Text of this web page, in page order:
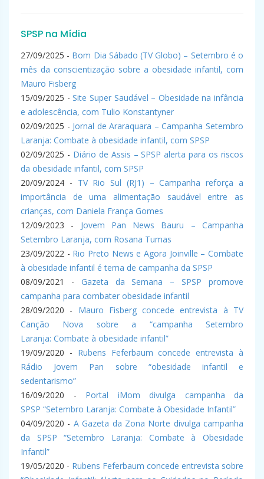
SPSP na Mídia
27/09/2025 - Bom Dia Sábado (TV Globo) – Setembro é o
mês da conscientização sobre a obesidade infantil, com
Mauro Fisberg
15/09/2025 -Site Super Saudável – Obesidade na infância
e adolescência, com Tulio Konstantyner
02/09/2025 - Jornal de Araraquara – Campanha Setembro
Laranja: Combate à obesidade infantil, com SPSP
02/09/2025 - Diário de Assis – SPSP alerta para os riscos
da obesidade infantil, com SPSP
20/09/2024 - TV Rio Sul (RJ1) – Campanha reforça a
importância de uma alimentação saudável entre as
crianças, com Daniela França Gomes
12/09/2023 - Jovem Pan News Bauru – Campanha
Setembro Laranja, com Rosana Tumas
23/09/2022 - Rio Preto News e Agora Joinville – Combate
à obesidade infantil é tema de campanha da SPSP
08/09/2021 - Gazeta da Semana – SPSP promove
campanha para combater obesidade infantil
28/09/2020 - Mauro Fisberg concede entrevista à TV
Canção Nova sobre a “campanha Setembro
Laranja: Combate à obesidade infantil”
19/09/2020 - Rubens Feferbaum concede entrevista à
Rádio Jovem Pan sobre “obesidade infantil e
sedentarismo”
16/09/2020 - Portal iMom divulga campanha da
SPSP “Setembro Laranja: Combate à Obesidade Infantil”
04/09/2020 - A Gazeta da Zona Norte divulga campanha
da SPSP “Setembro Laranja: Combate à Obesidade
Infantil”
19/05/2020 - Rubens Feferbaum concede entrevista sobre